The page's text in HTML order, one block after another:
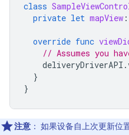
class
private let mapView :
override func
// Assumes you
deliveryDriverAPI .
}
}
注意 ： 如果设备自上次更新位